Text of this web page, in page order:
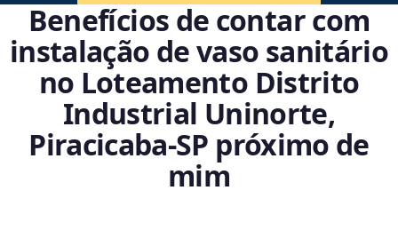
Benefícios de contar com
instalação de vaso sanitário
no Loteamento Distrito
Industrial Uninorte,
Piracicaba‑SP próximo de
mim